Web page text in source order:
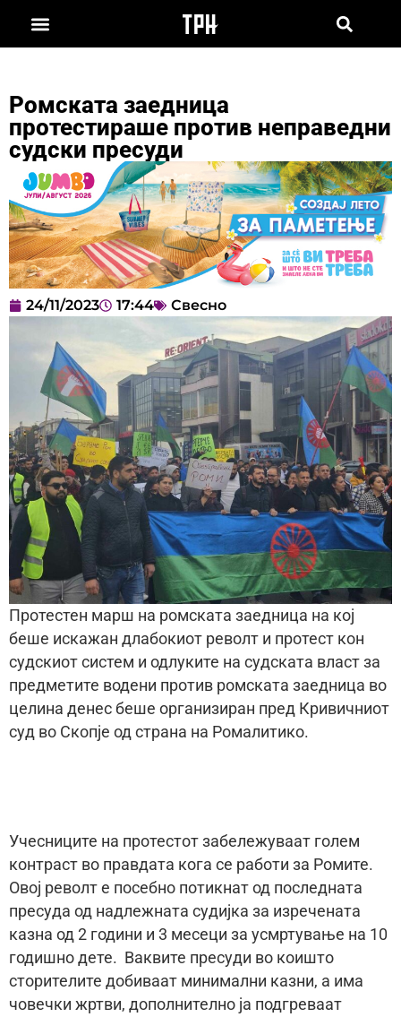
Ромската заедница
протестираше против неправедни
судски пресуди
24/11/2023 17:44 Свесно
Протестен марш на ромската заедница на кој
беше искажан длабокиот револт и протест кон
судскиот систем и одлуките на судската власт за
предметите водени против ромската заедница во
целина денес беше организиран пред Кривичниот
суд во Скопје од страна на Ромалитико.
Учесниците на протестот забележуваат голем
контраст во правдата кога се работи за Ромите.
Овој револт е посебно потикнат од последната
пресуда од надлежната судијка за изречената
казна од 2 години и 3 месеци за усмртување на 10
годишно дете. Ваквите пресуди во коишто
сторителите добиваат минимални казни, а има
човечки жртви, дополнително ја подгреваат